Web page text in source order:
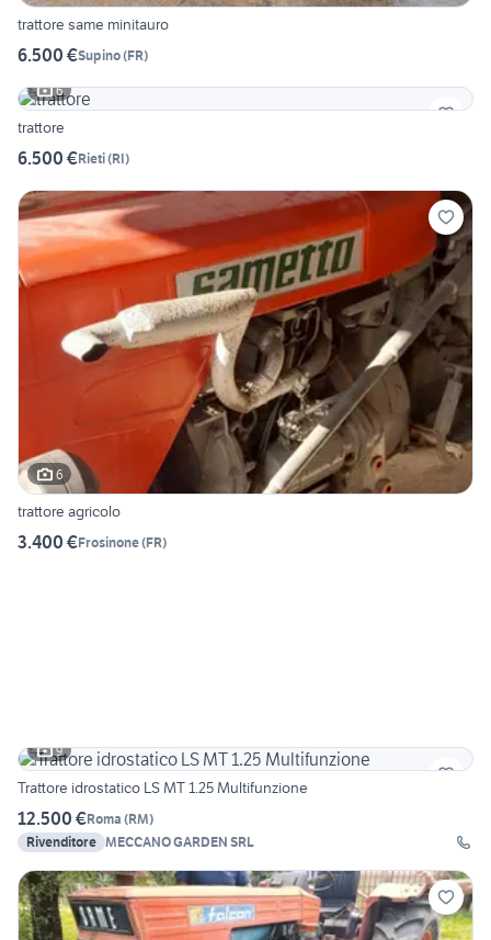
trattore same minitauro
6.500 €Supino(FR)
6
trattore
6.500 €Rieti(RI)
6
trattore agricolo
3.400 €Frosinone(FR)
9
Trattore idrostatico LS MT 1.25 Multifunzione
12.500 €Roma (RM)
Rivenditore MECCANO GARDEN SRL